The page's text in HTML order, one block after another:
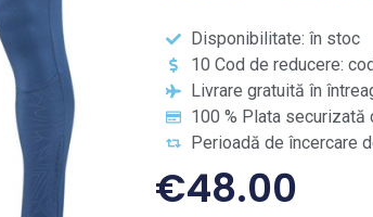
Disponibilitate: în stoc
10 Cod de reducere:
Livrare gratuită în
100 % Plata securizată
Perioadă de încercare
€48.00